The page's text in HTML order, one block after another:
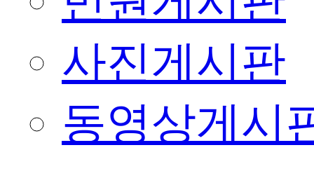
사진게시판
동영상게시